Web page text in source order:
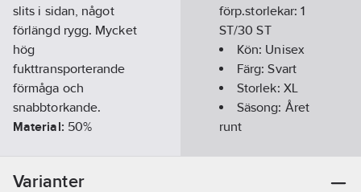
slits i sidan, något
förlängd rygg. Mycket
hög
fukttransporterande
förmåga och
snabbtorkande.
Material: 50%
Polyester, 140 g/m².
förp.storlekar:1
ST/30 ST
Kön: Unisex
Färg:Svart
Storlek: XL
Säsong: Året
runt
Varianter